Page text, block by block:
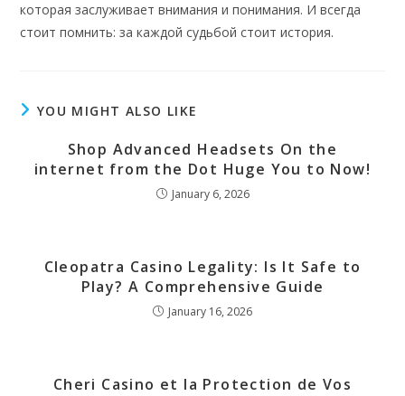
которая заслуживает внимания и понимания. И всегда
стоит помнить: за каждой судьбой стоит история.
YOU MIGHT ALSO LIKE
Shop Advanced Headsets On the
internet from the Dot Huge You to Now!
January 6, 2026
Cleopatra Casino Legality: Is It Safe to
Play? A Comprehensive Guide
January 16, 2026
Cheri Casino et la Protection de Vos